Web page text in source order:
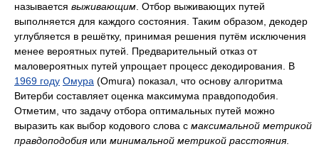
называется выживающим . Отбор выживающих путей
выполняется для каждого состояния. Таким образом, декодер
углубляется в решётку, принимая решения путём исключения
менее вероятных путей. Предварительный отказ от
маловероятных путей упрощает процесс декодирования. В
1969 году Омура (Omura) показал, что основу алгоритма
Витерби составляет оценка максимума правдоподобия.
Отметим, что задачу отбора оптимальных путей можно
выразить как выбор кодового слова с максимальной метрикой
правдоподобияили минимальной метрикой расстояния.